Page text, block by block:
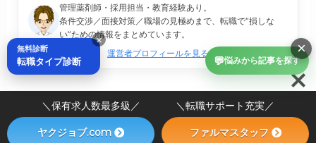
管理薬剤師・採用担当・教育経験あり。
条件交渉／面接対策／職場の見極めまで、転職で“損しな
い”ための情報をまとめています。
運営者プロフィールを見る
💬悩みから記事を探す
×
×
無料診断
転職タイプ診断
＼保有求人数最多級／ ＼転職サポート充実／
ヤクジョブ.com ファルマスタッフ